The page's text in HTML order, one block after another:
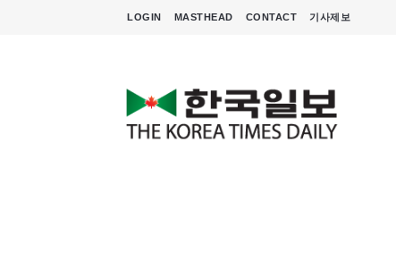
LOGIN MASTHEAD CONTACT 기사제보